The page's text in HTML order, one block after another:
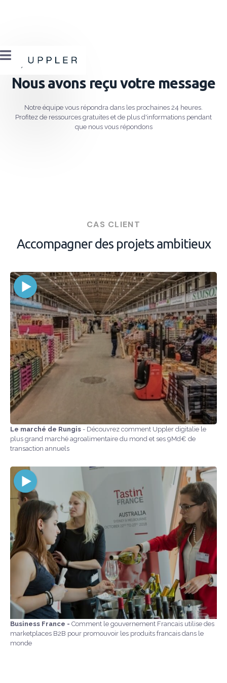

Nous avons reçu votre message
Notre équipe vous répondra dans les prochaines 24 heures.
Profitez de ressources gratuites et de plus d'informations pendant
que nous vous répondons
CAS CLIENT
Accompagner des projets ambitieux
Le marché de Rungis - Découvrez comment Uppler digitalie le
plus grand marché agroalimentaire du mond et ses 9Md€ de
transaction annuels
Business France - Comment le gouvernement Francais utilise des
marketplaces B2B pour promouvoir les produits francais dans le
monde